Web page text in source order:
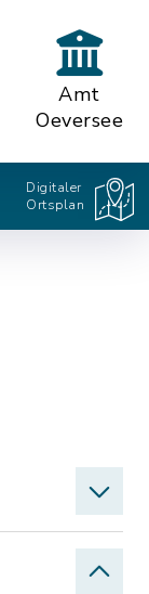
Amt
Oeversee
Digitaler
Ortsplan